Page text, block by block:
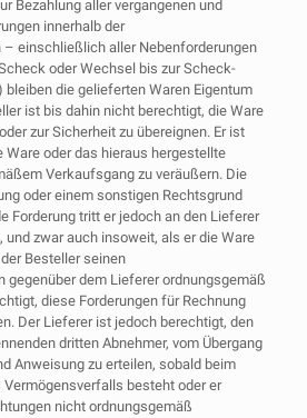
Bezahlung aller vergangenen und
innerhalb der
einschließlich aller Nebenforderungen
oder Wechsel bis zur Scheck-
die gelieferten Waren Eigentum
ist bis dahin nicht berechtigt, die Ware
zur Sicherheit zu übereignen. Er ist
Ware oder das hieraus hergestellte
Verkaufsgang zu veräußern. Die
oder einem sonstigen Rechtsgrund
Forderung tritt er jedoch an den Lieferer
und zwar auch insoweit, als er die Ware
Besteller seinen
gegenüber dem Lieferer ordnungsgemäß
diese Forderungen für Rechnung
Der Lieferer ist jedoch berechtigt, den
dritten Abnehmer, vom Übergang
Anweisung zu erteilen, sobald beim
besteht oder er
nicht ordnungsgemäß